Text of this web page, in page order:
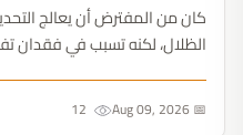
كان من المفترض أن يعالج
الظلال، لكنه تسبب في فقدان
📅 Aug 09, 2026